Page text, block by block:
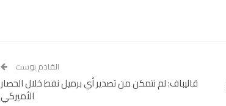
القادم بوست
قاليباف: لم نتمكن من تصدير أي برميل نفط خلال الحصار
الأميركي